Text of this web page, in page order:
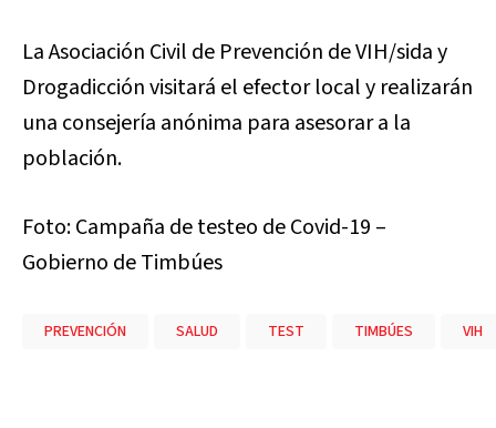
La Asociación Civil de Prevención de VIH/sida y
Drogadicción visitará el efector local y realizarán
una consejería anónima para asesorar a la
población.
Foto: Campaña de testeo de Covid-19 –
Gobierno de Timbúes
PREVENCIÓN SALUD TEST TIMBÚES VIH